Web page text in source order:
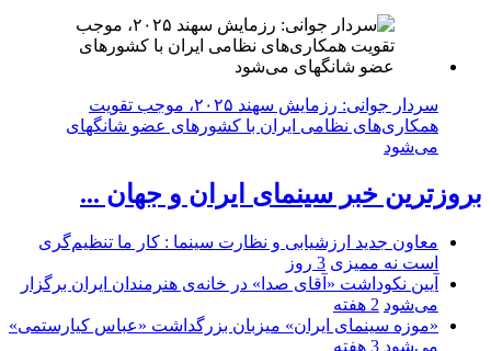
سردار جوانی: رزمایش سهند ۲۰۲۵، موجب تقویت
همکاری‌های نظامی ایران با کشور‌های عضو شانگهای
می‌شود
بروزترین خبر سینمای ایران و جهان ...
معاون جدید ارزشیابی و نظارت سینما : کار ما تنظیم‌گری
است نه ممیزی 3 روز
آیین نکوداشت «آقای صدا» در خانه‌ی هنرمندان ایران برگزار
می‌شود 2 هفته
«موزه سینمای ایران» میزبان بزرگداشت «عباس کیارستمی»
می‌شود 3 هفته